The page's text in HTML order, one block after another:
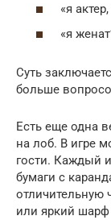
«я
«я
Суть
больше
Есть еще одна
на лоб. В игре
гости. Каждый
бумаги с
отличительную
или яркий шарф